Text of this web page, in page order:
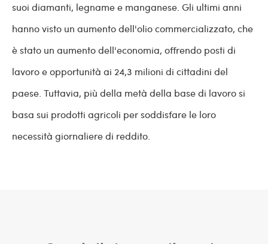
suoi diamanti, legname e manganese. Gli ultimi anni
hanno visto un aumento dell'olio commercializzato, che
è stato un aumento dell'economia, offrendo posti di
lavoro e opportunità ai 24,3 milioni di cittadini del
paese. Tuttavia, più della metà della base di lavoro si
basa sui prodotti agricoli per soddisfare le loro
necessità giornaliere di reddito.